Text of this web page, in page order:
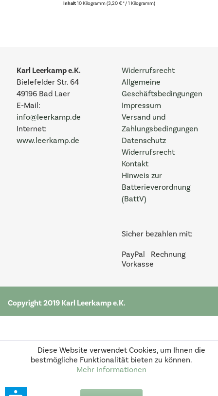
Inhalt10 Kilogramm(3,20 € * / 1 Kilogramm)
Widerrufsrecht
Allgemeine
Geschäftsbedingungen
Impressum
Versand und
Zahlungsbedingungen
Datenschutz
Widerrufsrecht
Kontakt
Hinweis zur
Batterieverordnung
(BattV)
Sicher bezahlen mit:
PayPal
Rechnung
Vorkasse
Karl Leerkamp e.K.
Bielefelder Str. 64
49196 Bad Laer
E-Mail:
info@leerkamp.de
Internet:
www.leerkamp.de
Copyright 2019 Karl Leerkamp e.K.
Diese Website verwendet Cookies, um Ihnen die
bestmögliche Funktionalität bieten zu können.
Mehr Informationen